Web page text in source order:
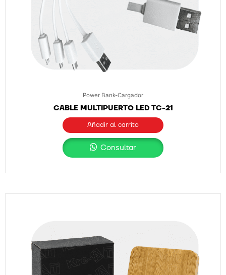
Power Bank-Cargador
CABLE MULTIPUERTO LED TC-21
Añadir al carrito
Consultar